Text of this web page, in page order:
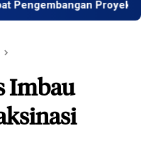
Proyek Strategis
Imbau